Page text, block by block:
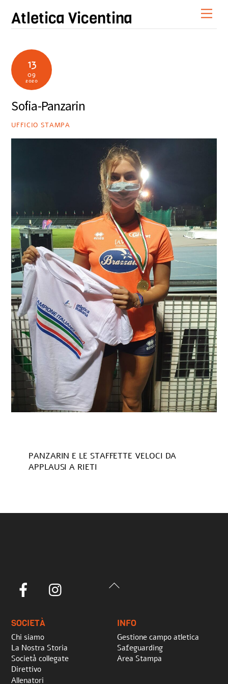
content
Atletica Vicentina
13
09
2020
Sofia-Panzarin
UFFICIO STAMPA
PANZARIN E LE STAFFETTE VELOCI DA
APPLAUSI A RIETI
Back
Facebook
SOCIETÀ
Chi siamo
La Nostra Storia
Società collegate
Direttivo
Allenatori
INFO
Gestione campo atletica
Safeguarding
Area Stampa